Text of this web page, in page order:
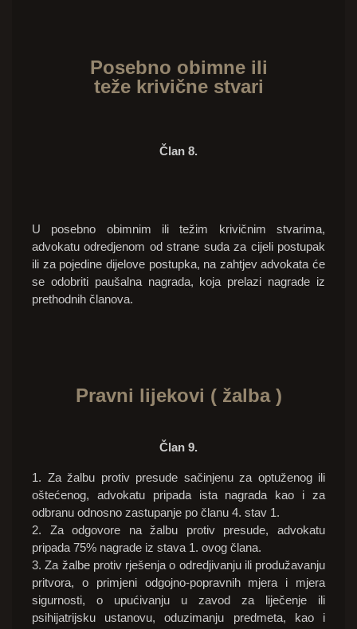
Posebno obimne ili
teže krivičnestvari
Član 8.
U posebno obimnim ili težim krivičnim stvarima,
advokatu odredjenom od strane suda za cijeli postupak
ili za pojedine dijelove postupka, na zahtjev advokata će
se odobriti paušalna nagrada, koja prelazi nagrade iz
prethodnih članova.
Pravni lijekovi ( žalba )
Član 9.
1. Za žalbu protiv presude sačinjenu za optuženog ili
oštećenog, advokatu pripada ista nagrada kao i za
odbranu odnosno zastupanje po članu 4. stav 1.
2. Za odgovore na žalbu protiv presude, advokatu
pripada 75% nagrade iz stava 1. ovog člana.
3. Za žalbe protiv rješenja o odredjivanju ili produžavanju
pritvora, o primjeni odgojno-popravnih mjera i mjera
sigurnosti, o upućivanju u zavod za liječenje ili
psihijatrijsku ustanovu, oduzimanju predmeta, kao i